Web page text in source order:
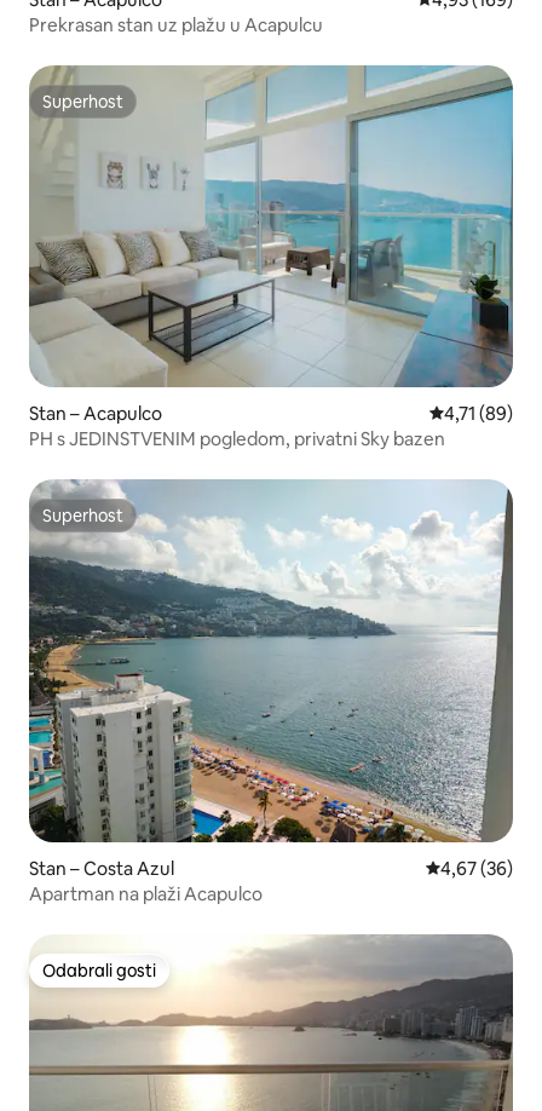
Prekrasan stan uz plažu u Acapulcu
Superhost
Superhost
Stan – Acapulco Prosječna
4,71 (89)
PH s JEDINSTVENIM pogledom, privatni Sky bazen
Superhost
Superhost
Stan – Costa Azul Prosječna
4,67 (36)
Apartman na plaži Acapulco
Odabrali gosti
Odabrali gosti